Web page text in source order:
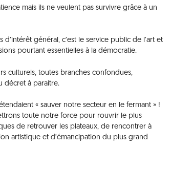
mais ils ne veulent pas survivre grâce à un
général, c’est le service public de l’art et
pourtant essentielles à la démocratie.
culturels, toutes branches confondues,
décret à paraitre.
« sauver notre secteur en le fermant » !
toute notre force pour rouvrir le plus
de retrouver les plateaux, de rencontrer à
artistique et d’émancipation du plus grand